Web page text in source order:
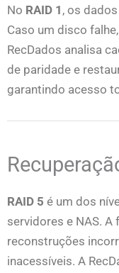
No RAID 1 , os
Caso um disco
RecDados analisa
de paridade e
garantindo acesso
RAID 5 é um dos
servidores e NAS.
reconstruções
inacessíveis. A